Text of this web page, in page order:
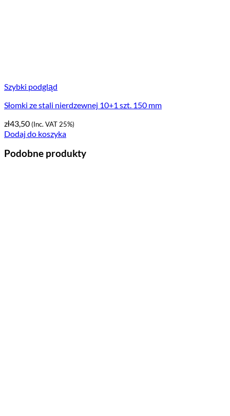
Szybki podgląd
Słomki ze stali nierdzewnej 10+1 szt. 150 mm
zł43,50(Inc. VAT 25%)
Dodaj do koszyka
Podobne produkty